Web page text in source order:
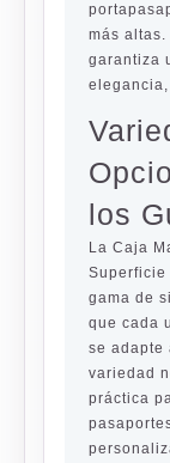
más
garantiza
los
La Caja
Superficie
gama de
que cada
se adapte
variedad
práctica